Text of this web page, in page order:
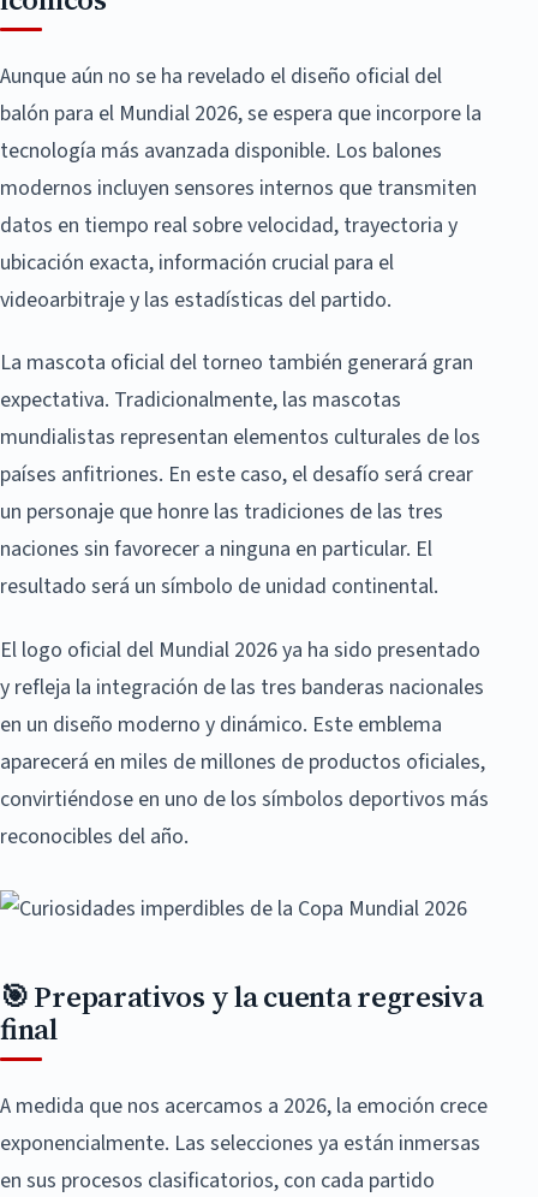
Aunque aún no se ha revelado el diseño oficial del
balón para el Mundial 2026, se espera que incorpore la
tecnología más avanzada disponible. Los balones
modernos incluyen sensores internos que transmiten
datos en tiempo real sobre velocidad, trayectoria y
ubicación exacta, información crucial para el
videoarbitraje y las estadísticas del partido.
La mascota oficial del torneo también generará gran
expectativa. Tradicionalmente, las mascotas
mundialistas representan elementos culturales de los
países anfitriones. En este caso, el desafío será crear
un personaje que honre las tradiciones de las tres
naciones sin favorecer a ninguna en particular. El
resultado será un símbolo de unidad continental.
El logo oficial del Mundial 2026 ya ha sido presentado
y refleja la integración de las tres banderas nacionales
en un diseño moderno y dinámico. Este emblema
aparecerá en miles de millones de productos oficiales,
convirtiéndose en uno de los símbolos deportivos más
reconocibles del año.
🎯 Preparativos y la cuenta regresiva
final
A medida que nos acercamos a 2026, la emoción crece
exponencialmente. Las selecciones ya están inmersas
en sus procesos clasificatorios, con cada partido